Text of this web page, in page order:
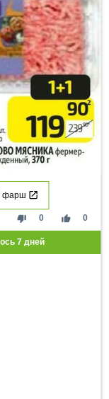
фарш
thumb_down 0 thumb_up 0
7дней